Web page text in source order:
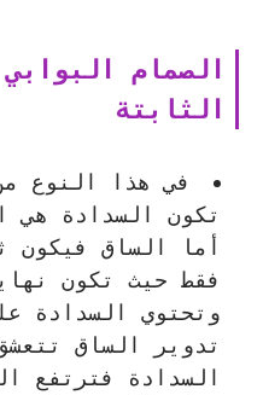
الصمام
الثابتة
في هذا النوع
تكون السدادة هي
أما الساق فيكون
فقط حيث تكون
وتحتوي السدادة
تدوير الساق
السدادة فترتفع